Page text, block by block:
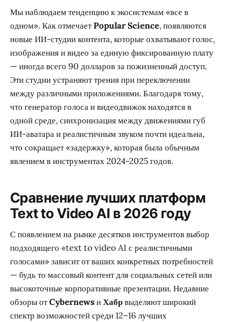
Мы наблюдаем тенденцию к экосистемам «все в
одном». Как отмечаетPopular Science, появляются
новые ИИ-студии контента, которые охватывают голос,
изображения и видео за единую фиксированную плату
— иногда всего 90 долларов за пожизненный доступ.
Эти студии устраняют трения при переключении
между различными приложениями. Благодаря тому,
что генератор голоса и видеодвижок находятся в
одной среде, синхронизация между движениями губ
ИИ-аватара и реалистичным звуком почти идеальна,
что сокращает «задержку», которая была обычным
явлением в инструментах 2024-2025 годов.
Сравнение лучших платформ
Text to Video AI в 2026 году
С появлением на рынке десятков инструментов выбор
подходящего «text to video AI с реалистичными
голосами» зависит от ваших конкретных потребностей
— будь то массовый контент для социальных сетей или
высокоточные корпоративные презентации. Недавние
обзоры отCybernewsиХабрвыделяют широкий
спектр возможностей среди 12–16 лучших